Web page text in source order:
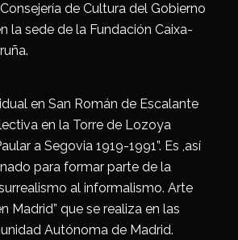
de Cultura del Gobierno
la sede de la Fundación Caixa-
en San Román de Escalante
en la Torre de Lozoya
a Segovia 1919-1991”. Es ,así
para formar parte de la
al informalismo. Arte
Madrid” que se realiza en las
Autónoma de Madrid.